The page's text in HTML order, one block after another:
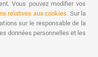
Jeu
Carte-
cadeaux
Chambres
Marchi
Vous pouvez modifier vos
relatives aux cookies. Sur la
sur le responsable de la
données personnelles et les